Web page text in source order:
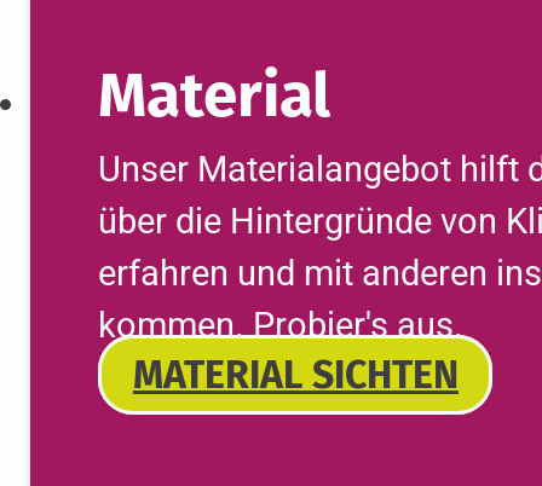
Material
Unser Materialangebot hilft
über die Hintergründe von
erfahren und mit anderen
kommen. Probier's aus.
MATERIAL SICHTEN